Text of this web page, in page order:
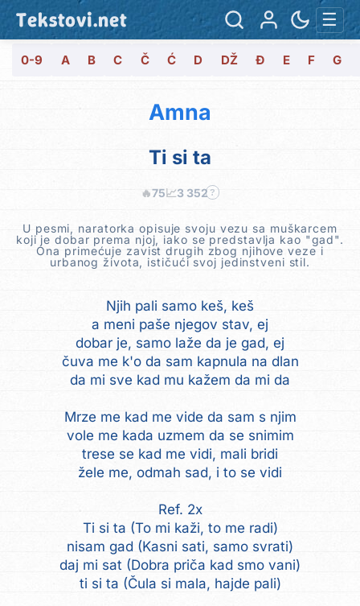
Tekstovi.net ☰
0-9 A B C Č Ć D DŽ Đ E F G
Amna
Ti si ta
🔥75📈3 352 ?
U pesmi, naratorka opisuje svoju vezu sa muškarcem
koji je dobar prema njoj, iako se predstavlja kao "gad".
Ona primećuje zavist drugih zbog njihove veze i
urbanog života, ističući svoj jedinstveni stil.
Njih pali samo keš, keš
a meni paše njegov stav, ej
dobar je, samo laže da je gad, ej
čuva me k'o da sam kapnula na dlan
da mi sve kad mu kažem da mi da
Mrze me kad me vide da sam s njim
vole me kada uzmem da se snimim
trese se kad me vidi, mali bridi
žele me, odmah sad, i to se vidi
Ref. 2x
Ti si ta (To mi kaži, to me radi)
nisam gad (Kasni sati, samo svrati)
daj mi sat (Dobra priča kad smo vani)
ti si ta (Čula si mala, hajde pali)